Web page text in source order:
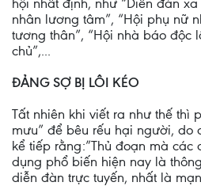
hội nhất định, như “Diễn đàn
nhân lương tâm”, “Hội phụ nữ
tương thân”, “Hội nhà báo độc
chủ”,...
ĐẢNG SỢ BỊ LÔI KÉO
Tất nhiên khi viết ra như thế thì
mưu” để bêu rếu hại người, do
kể tiếp rằng:”Thủ đoạn mà
dụng phổ biến hiện nay là
diễn đàn trực tuyến, nhất là